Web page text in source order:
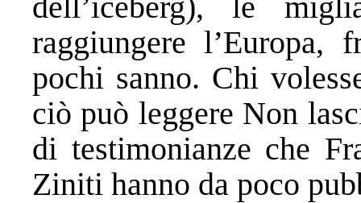
raggiungere
pochi sanno. Chi
ciò può leggere Non
di testimonianze che
Ziniti hanno da poco